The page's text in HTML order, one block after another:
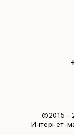
©2015 -
Интернет-
С днем